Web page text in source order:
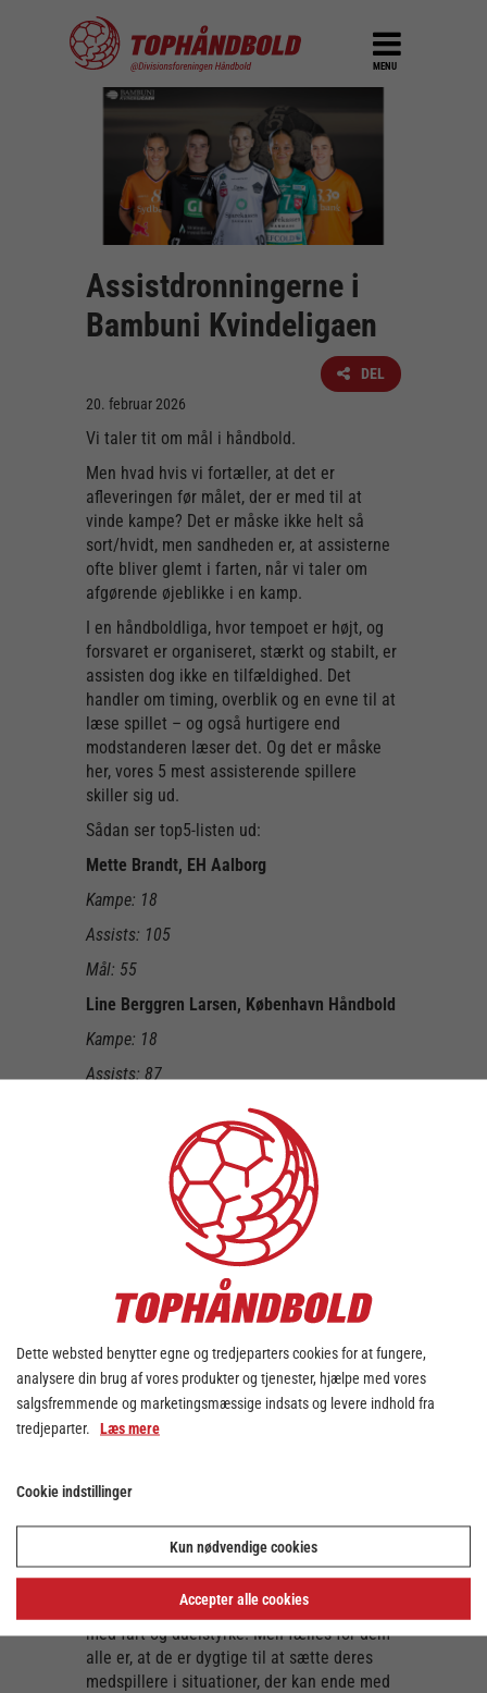
MENU
Assistdronningerne i
Bambuni Kvindeligaen
DEL
20. februar 2026
Vi taler tit om mål i håndbold.
Men hvad hvis vi fortæller, at det er
afleveringen før målet, der er med til at
vinde kampe? Det er måske ikke helt så
sort/hvidt, men sandheden er, at assisterne
ofte bliver glemt i farten, når vi taler om
afgørende øjeblikke i en kamp.
I en håndboldliga, hvor tempoet er højt, og
forsvaret er organiseret, stærkt og stabilt, er
assisten dog ikke en tilfældighed. Det
handler om timing, overblik og en evne til at
læse spillet – og også hurtigere end
modstanderen læser det. Og det er måske
her, vores 5 mest assisterende spillere
skiller sig ud.
Sådan ser top5-listen ud:
Mette Brandt, EH Aalborg
Kampe: 18
Assists: 105
Mål: 55
Line Berggren Larsen, København Håndbold
Kampe: 18
Assists: 87
Jana Mittún, Viborg HK
Thale Rushfeldt Deila, Odense Håndbold
Kampe: 18
Assists: 69
Mål: 67
Helene Fauske, Odense Håndbold
Assists: 68
Mål: 75
At være en dygtig assistspiller har dog ikke
en facitliste. Nogle dirigerer angrebsspillet
med ro. Andre skaber ubalance i forsvaret
med fart og duelstyrke. Men fælles for dem
alle er, at de er dygtige til at sætte deres
medspillere i situationer, der kan ende med
Dette websted benytter egne og tredjeparters cookies for at fungere,
analysere din brug af vores produkter og tjenester, hjælpe med vores
salgsfremmende og marketingsmæssige indsats og levere indhold fra
tredjeparter. Læs mere
Cookie indstillinger
Kun nødvendige cookies
Accepter alle cookies